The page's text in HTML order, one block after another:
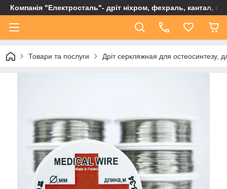
Компанія "Електросталь"- дріт ніхром, фехраль, кантал,
Товари та послуги Дріт серкляжная для остеосинтезу,